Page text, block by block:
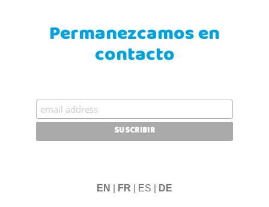
Permanezcamos en
contacto
EN FR | ES | DE